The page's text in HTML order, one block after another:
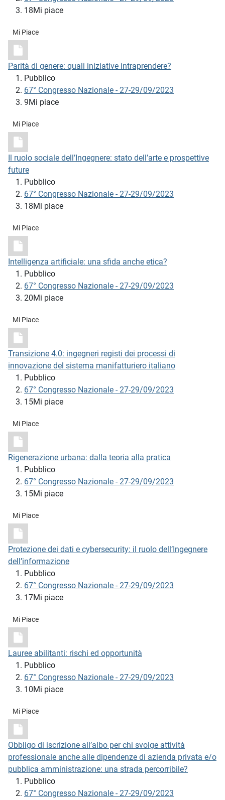
18Mi piace
Mi Piace
Parità di genere: quali iniziative intraprendere?
Pubblico
67° Congresso Nazionale - 27-29/09/2023
9Mi piace
Mi Piace
Il ruolo sociale dell’Ingegnere: stato dell’arte e prospettive
future
Pubblico
67° Congresso Nazionale - 27-29/09/2023
18Mi piace
Mi Piace
Intelligenza artificiale: una sfida anche etica?
Pubblico
67° Congresso Nazionale - 27-29/09/2023
20Mi piace
Mi Piace
Transizione 4.0: ingegneri registi dei processi di
innovazione del sistema manifatturiero italiano
Pubblico
67° Congresso Nazionale - 27-29/09/2023
15Mi piace
Mi Piace
Rigenerazione urbana: dalla teoria alla pratica
Pubblico
67° Congresso Nazionale - 27-29/09/2023
15Mi piace
Mi Piace
Protezione dei dati e cybersecurity: il ruolo dell’Ingegnere
dell’informazione
Pubblico
67° Congresso Nazionale - 27-29/09/2023
17Mi piace
Mi Piace
Lauree abilitanti: rischi ed opportunità
Pubblico
67° Congresso Nazionale - 27-29/09/2023
10Mi piace
Mi Piace
Obbligo di iscrizione all’albo per chi svolge attività
professionale anche alle dipendenze di azienda privata e/o
pubblica amministrazione: una strada percorribile?
Pubblico
67° Congresso Nazionale - 27-29/09/2023